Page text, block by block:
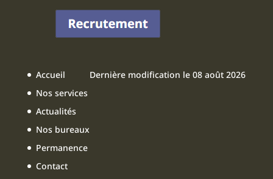
c
e
o
o
k
k
e
u
T
b
Accueil
Nos services
Actualités
Nos bureaux
Permanence
Contact
Dernière modification le 08 août 2026